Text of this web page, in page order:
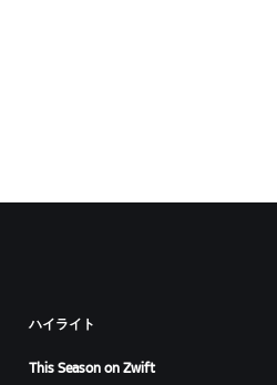
ハイライト
This Season on Zwift